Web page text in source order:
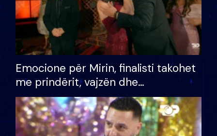
Emocione për Mirin, finalisti takohet
me prindërit, vajzën dhe
bashkëshorten: S’kemi ndonjë letër
divorci apo jo?